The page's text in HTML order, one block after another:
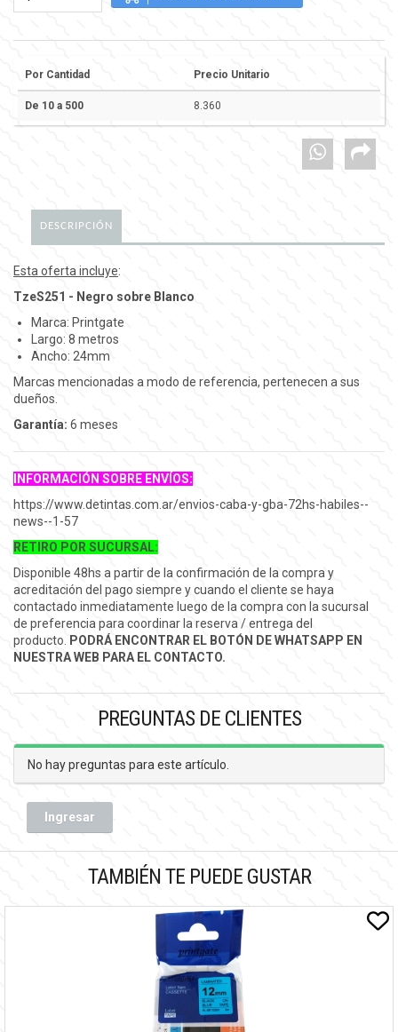
Por Cantidad Precio Unitario
De 10 a 500 8.360
DESCRIPCIÓN
Esta oferta incluye:
TzeS251 - Negro sobre Blanco
Marca: Printgate
Largo: 8 metros
Ancho: 24mm
Marcas mencionadas a modo de referencia, pertenecen a sus
dueños.
Garantía: 6 meses
INFORMACIÓN SOBRE ENVÍOS:
https://www.detintas.com.ar/envios-caba-y-gba-72hs-habiles--
news--1-57
RETIRO POR SUCURSAL:
Disponible 48hs a partir de la confirmación de la compra y
acreditación del pago siempre y cuando el cliente se haya
contactado inmediatamente luego de la compra con la sucursal
de preferencia para coordinar la reserva / entrega del
producto.
PODRÁ ENCONTRAR EL BOTÓN DE WHATSAPP EN
NUESTRA WEB PARA EL CONTACTO.
PREGUNTAS DE CLIENTES
No hay preguntas para este artículo.
Ingresar
TAMBIÉN TE PUEDE GUSTAR